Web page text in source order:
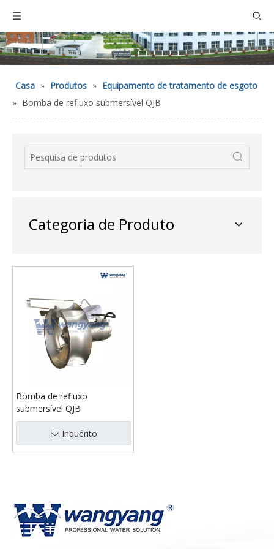
Casa » Produtos » Equipamento de tratamento de esgoto
» Bomba de refluxo submersível QJB
Categoria de Produto
Bomba de refluxo
submersível QJB
Inquérito